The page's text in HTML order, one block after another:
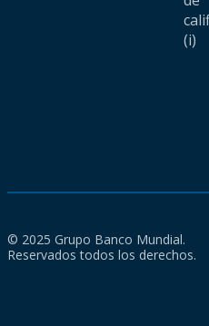
(i)
© 2025 Grupo Banco Mundial.
Reservados todos los derechos.